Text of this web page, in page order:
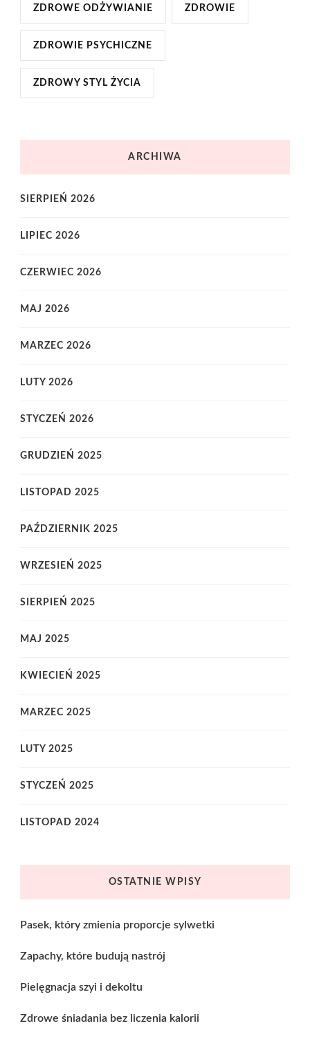
ZDROWE ODŻYWIANIE ZDROWIE
ZDROWIE PSYCHICZNE
ZDROWY STYL ŻYCIA
ARCHIWA
SIERPIEŃ 2026
LIPIEC 2026
CZERWIEC 2026
MAJ 2026
MARZEC 2026
LUTY 2026
STYCZEŃ 2026
GRUDZIEŃ 2025
LISTOPAD 2025
PAŹDZIERNIK 2025
WRZESIEŃ 2025
SIERPIEŃ 2025
MAJ 2025
KWIECIEŃ 2025
MARZEC 2025
LUTY 2025
STYCZEŃ 2025
LISTOPAD 2024
OSTATNIE WPISY
Pasek, który zmienia proporcje sylwetki
Zapachy, które budują nastrój
Pielęgnacja szyi i dekoltu
Zdrowe śniadania bez liczenia kalorii